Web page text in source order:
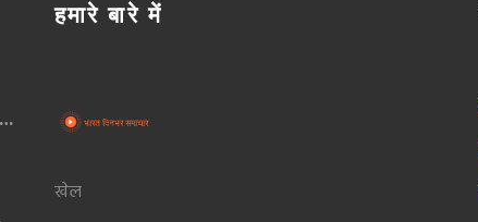
हमारे बारे में
खेल